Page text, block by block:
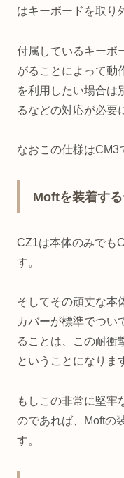
はキーボードを取り
付属しているキーボ
がることによって動
を利用したい場合は
るなどの対応が必要
なおこの仕様はCM3
Moftを装着す
CZ1は本体のみでも
す。
そしてその頑丈な本
カバーが標準でつい
ることは、この耐衝
ということになりま
もしこの非常に堅牢
のであれば、Moftの
す。